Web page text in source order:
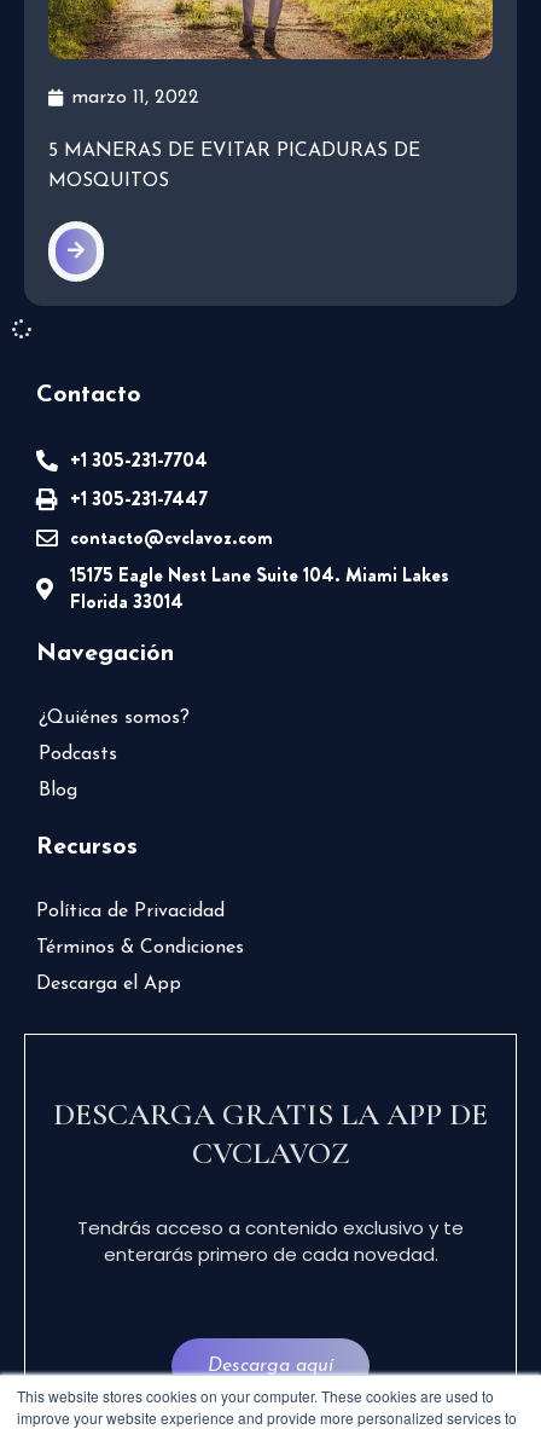
This website stores cookies on your computer. These cookies are used to
improve your website experience and provide more personalized services to
marzo 11, 2022
5 MANERAS DE EVITAR PICADURAS DE
MOSQUITOS
Contacto
+1 305-231-7704
+1 305-231-7447
contacto@cvclavoz.com
15175 Eagle Nest Lane Suite 104. Miami Lakes
Florida 33014
Navegación
¿Quiénes somos?
Podcasts
Blog
Recursos
Política de Privacidad
Términos & Condiciones
Descarga el App
DESCARGA GRATIS LA APP DE
CVCLAVOZ
Tendrás acceso a contenido exclusivo y te
enterarás primero de cada novedad.
Descarga aquí